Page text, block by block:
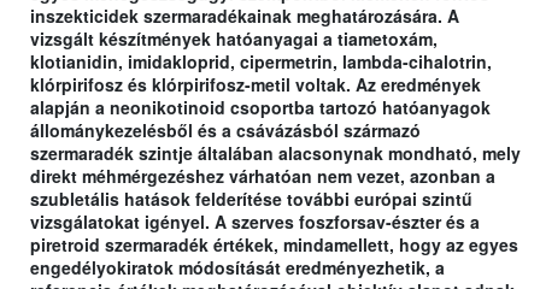
inszekticidek szermaradékainak meghatározására. A
vizsgált készítmények hatóanyagai a tiametoxám,
klotianidin, imidakloprid, cipermetrin, lambda-cihalotrin,
klórpirifosz és klórpirifosz-metil voltak. Az eredmények
alapján a neonikotinoid csoportba tartozó hatóanyagok
állománykezelésből és a csávázásból származó
szermaradék szintje általában alacsonynak mondható, mely
direkt méhmérgezéshez várhatóan nem vezet, azonban a
szubletális hatások felderítése további európai szintű
vizsgálatokat igényel. A szerves foszforsav-észter és a
piretroid szermaradék értékek, mindamellett, hogy az egyes
engedélyokiratok módosítását eredményezhetik, a